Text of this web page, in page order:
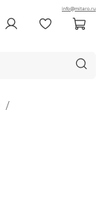
info@mitaro.ru